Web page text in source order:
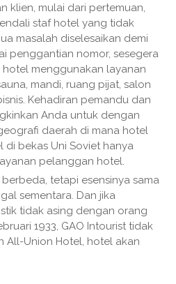
klien, mulai dari pertemuan,
staf hotel yang tidak
masalah diselesaikan demi
penggantian nomor, sesegera
hotel menggunakan layanan
mandi, ruang pijat, salon
Kehadiran pemandu dan
Anda untuk dengan
daerah di mana hotel
di bekas Uni Soviet hanya
pelanggan hotel.
tetapi esensinya sama
sementara. Dan jika
tidak asing dengan orang
1933, GAO Intourist tidak
All-Union Hotel, hotel akan